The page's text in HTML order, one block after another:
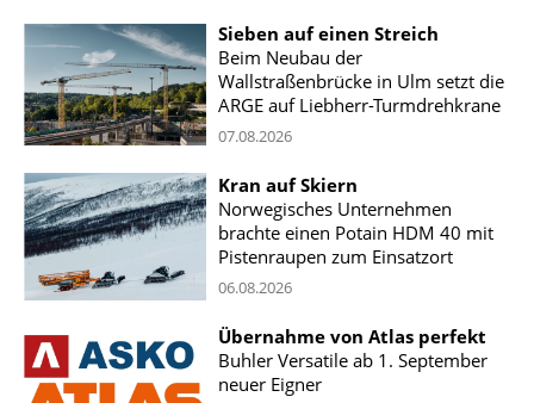
Sieben auf einen Streich
Beim Neubau der
Wallstraßenbrücke in Ulm setzt die
ARGE auf Liebherr-Turmdrehkrane
07.08.2026
Kran auf Skiern
Norwegisches Unternehmen
brachte einen Potain HDM 40 mit
Pistenraupen zum Einsatzort
06.08.2026
Übernahme von Atlas perfekt
Buhler Versatile ab 1. September
neuer Eigner